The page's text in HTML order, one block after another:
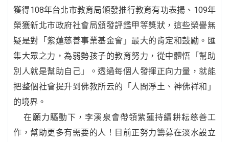
獲得108年台北市教育局頒發推行教育有功表揚、109年
榮獲新北市政府社會局頒發評鑑甲等獎狀，這些榮譽無
疑是對「紫蓮慈善事業基金會」最大的肯定和鼓勵。匯
集大眾之力，為弱勢孩子的教育努力，從中體悟「幫助
別人就是幫助自己」。透過每個人發揮正向力量，就能
把整個社會提升到佛教所云的「人間淨土、神佛祥和」
的境界。
在願力驅動下，李溪泉會帶領紫蓮持續耕耘慈善工
作，幫助更多有需要的人！目前正努力籌募在淡水設立